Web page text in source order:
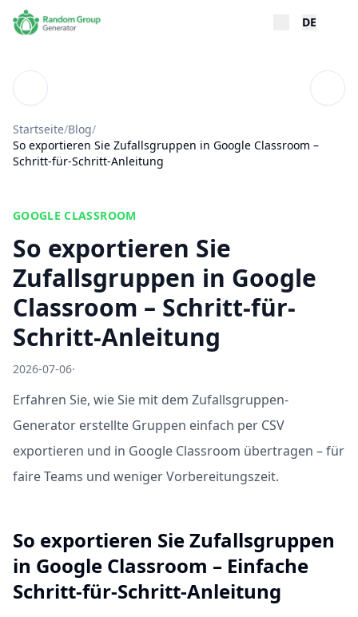
DE
Blog
Startseite/Blog/
So exportieren Sie Zufallsgruppen in Google Classroom –
Schritt-für-Schritt-Anleitung
GOOGLE CLASSROOM
So exportieren Sie
Zufallsgruppen in Google
Classroom – Schritt-für-
Schritt-Anleitung
2026-07-06·
Erfahren Sie, wie Sie mit dem Zufallsgruppen-
Generator erstellte Gruppen einfach per CSV
exportieren und in Google Classroom übertragen – für
faire Teams und weniger Vorbereitungszeit.
So exportieren Sie Zufallsgruppen
in Google Classroom – Einfache
Schritt-für-Schritt-Anleitung